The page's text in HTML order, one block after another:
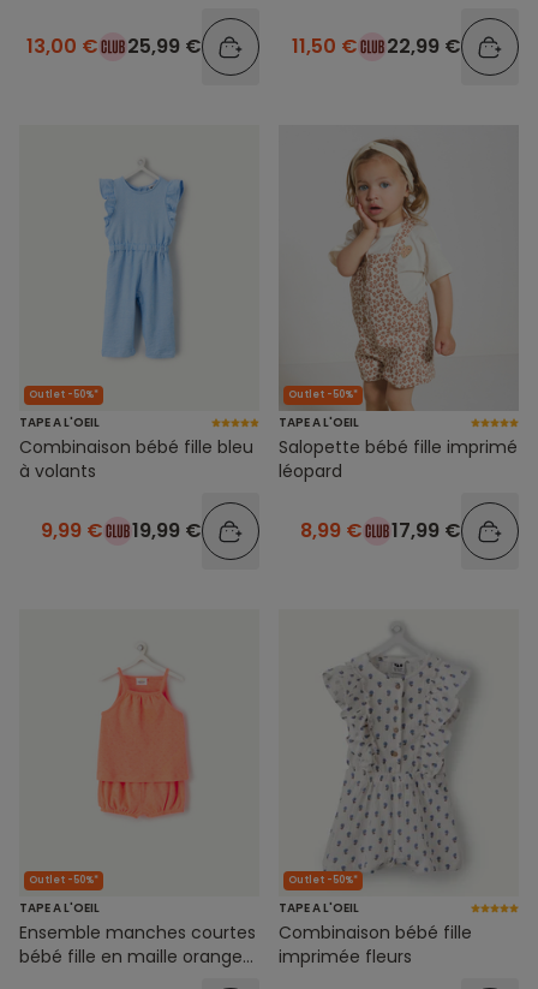
13,00 € 25,99 € 11,50 € 22,99 €
Outlet -50%*
TAPE A L'OEIL
Combinaison bébé fille bleu
à volants
9,99 € 19,99 €
Outlet -50%*
TAPE A L'OEIL
Salopette bébé fille imprimé
léopard
8,99 € 17,99 €
Outlet -50%*
TAPE A L'OEIL
Ensemble manches courtes
bébé fille en maille orange
Outlet -50%*
TAPE A L'OEIL
Combinaison bébé fille
imprimée fleurs